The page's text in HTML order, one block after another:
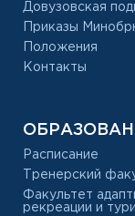
Довузовская
Приказы
Положения
Контакты
Расписание
Тренерский
Факультет
рекреации и